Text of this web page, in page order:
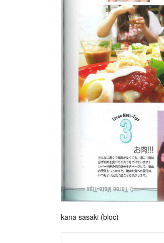
kana sasaki (bloc)